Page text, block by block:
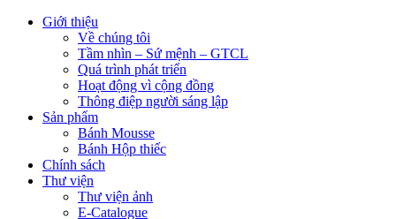
Giới thiệu
Về chúng tôi
Tầm nhìn – Sứ mệnh – GTCL
Quá trình phát triển
Hoạt động vì cộng đồng
Thông điệp người sáng lập
Sản phẩm
Bánh Mousse
Bánh Hộp thiếc
Chính sách
Thư viện
Thư viện ảnh
E-Catalogue